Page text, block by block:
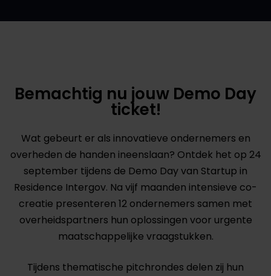
Bemachtig nu jouw Demo Day
ticket!
Wat gebeurt er als innovatieve ondernemers en
overheden de handen ineenslaan? Ontdek het op 24
september tijdens de Demo Day van Startup in
Residence Intergov. Na vijf maanden intensieve co-
creatie presenteren 12 ondernemers samen met
overheidspartners hun oplossingen voor urgente
maatschappelijke vraagstukken.
Tijdens thematische pitchrondes delen zij hun